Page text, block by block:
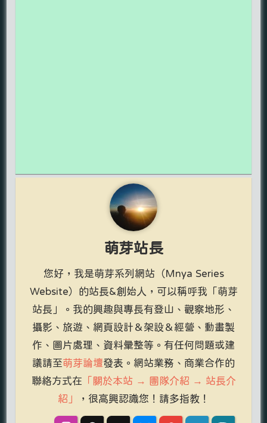
萌芽站長
您好，我是萌芽系列網站（Mnya Series
Website）的站長&創始人，可以稱呼我「萌芽
站長」。我的興趣與專長有登山、觀察地形、
攝影、旅遊、網頁設計＆架設＆經營、動畫製
作、圖片處理、資料彙整等。有任何問題或建
議請至萌芽論壇發表。網站業務、商業合作的
聯絡方式在 「關於本站 → 團隊介紹 → 站長介
紹」
，很高興認識您！請多指教！